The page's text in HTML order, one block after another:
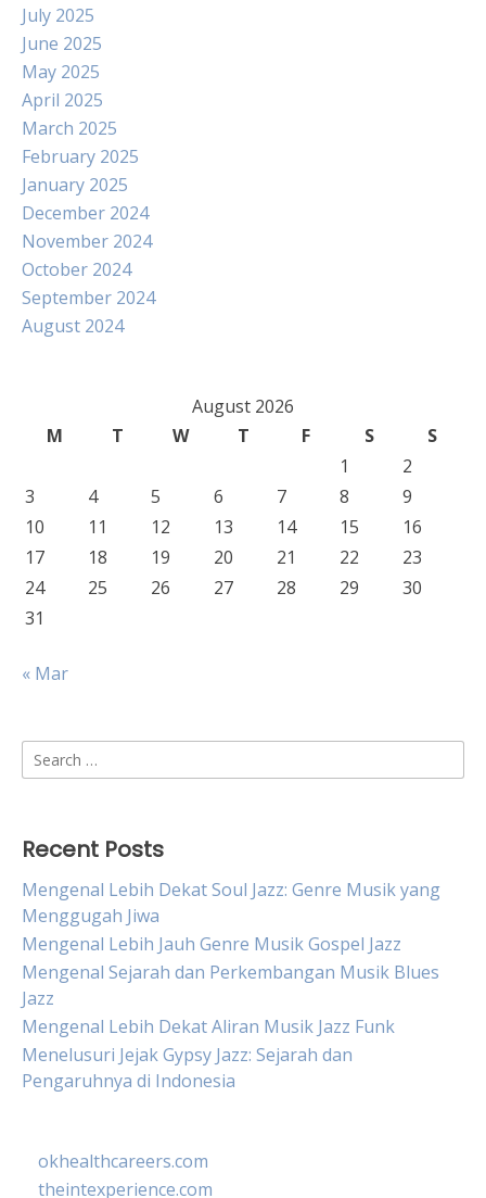
July 2025
June 2025
May 2025
April 2025
March 2025
February 2025
January 2025
December 2024
November 2024
October 2024
September 2024
August 2024
August 2026
M
T W T F S
S
1
2
3
4 5 6 7 8
9
10
11 12 13 14 15
16
17
18 19 20 21 22
23
24
25 26 27 28 29
30
31
« Mar
Search
for:
Recent Posts
Mengenal Lebih Dekat Soul Jazz: Genre Musik yang
Menggugah Jiwa
Mengenal Lebih Jauh Genre Musik Gospel Jazz
Mengenal Sejarah dan Perkembangan Musik Blues
Jazz
Mengenal Lebih Dekat Aliran Musik Jazz Funk
Menelusuri Jejak Gypsy Jazz: Sejarah dan
Pengaruhnya di Indonesia
okhealthcareers.com
theintexperience.com